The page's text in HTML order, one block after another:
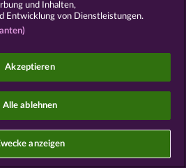
Einwilligungsabfrage
wir einmalig eine E-Mail zur
Diese E-Mail enthält keine
die ihre Einwilligung
aus der
entfernt.
6 Abs. 1 lit. f DSGVO.
und Inhalten,
Entwicklung von Dienstleistungen.
Akzeptieren
Alle ablehnen
anzeigen